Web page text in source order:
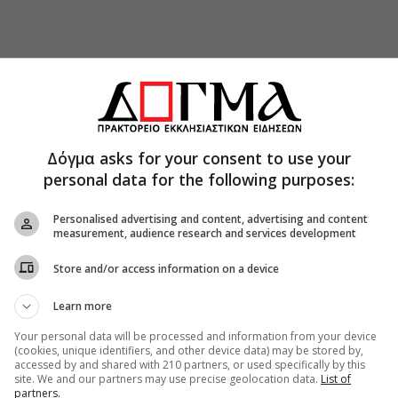
τα δικά μας ρουθούνια ώστε να
και να ζούμε πάντοτε με αυτή την
του Αγίου Γεωργίου, έμπροσθεν της
του Ιερού του Λειψάνου που ετίθεντο
πιστών.
3 Νοεμβρίου, οι Ακολουθίες του Όρθρου
τελέσθηκαν στον Ιερό Ναό Αγίου Γεωργίου
του Μητροπολίτου κ. Γερασίμου.
λαό, ο Σεβασμιώτατος ανέφερε: «Ήρθαμε
Γεωργίου και αξιωθήκαμε για άλλη μια
την Ανακομιδή των Ιερών Λειψάνων του
Δόγμα asks for your consent to use your
personal data for the following purposes:
Personalised advertising and content, advertising and content
measurement, audience research and services development
Store and/or access information on a device
Learn more
Your personal data will be processed and information from your device
(cookies, unique identifiers, and other device data) may be stored by,
accessed by and shared with 210 partners, or used specifically by this
site. We and our partners may use precise geolocation data. List of
partners.